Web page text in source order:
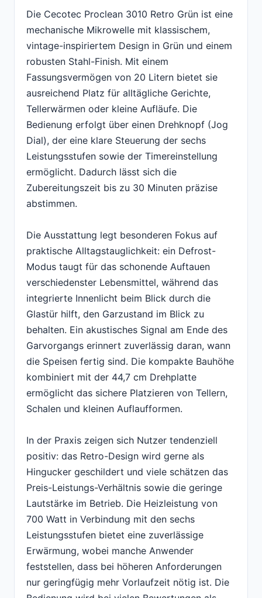
Die Cecotec Proclean 3010 Retro Grün ist eine
mechanische Mikrowelle mit klassischem,
vintage-inspiriertem Design in Grün und einem
robusten Stahl-Finish. Mit einem
Fassungsvermögen von 20 Litern bietet sie
ausreichend Platz für alltägliche Gerichte,
Tellerwärmen oder kleine Aufläufe. Die
Bedienung erfolgt über einen Drehknopf (Jog
Dial), der eine klare Steuerung der sechs
Leistungsstufen sowie der Timereinstellung
ermöglicht. Dadurch lässt sich die
Zubereitungszeit bis zu 30 Minuten präzise
abstimmen.
Die Ausstattung legt besonderen Fokus auf
praktische Alltagstauglichkeit: ein Defrost-
Modus taugt für das schonende Auftauen
verschiedenster Lebensmittel, während das
integrierte Innenlicht beim Blick durch die
Glastür hilft, den Garzustand im Blick zu
behalten. Ein akustisches Signal am Ende des
Garvorgangs erinnert zuverlässig daran, wann
die Speisen fertig sind. Die kompakte Bauhöhe
kombiniert mit der 44,7 cm Drehplatte
ermöglicht das sichere Platzieren von Tellern,
Schalen und kleinen Auflaufformen.
In der Praxis zeigen sich Nutzer tendenziell
positiv: das Retro-Design wird gerne als
Hingucker geschildert und viele schätzen das
Preis-Leistungs-Verhältnis sowie die geringe
Lautstärke im Betrieb. Die Heizleistung von
700 Watt in Verbindung mit den sechs
Leistungsstufen bietet eine zuverlässige
Erwärmung, wobei manche Anwender
feststellen, dass bei höheren Anforderungen
nur geringfügig mehr Vorlaufzeit nötig ist. Die